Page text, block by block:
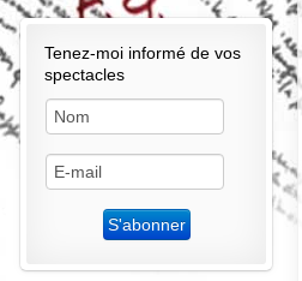
Tenez-moi informé de vos
spectacles